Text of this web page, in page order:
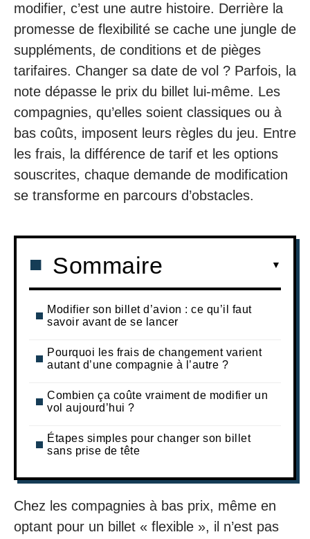
modifier, c’est une autre histoire. Derrière la
promesse de flexibilité se cache une jungle de
suppléments, de conditions et de pièges
tarifaires. Changer sa date de vol ? Parfois, la
note dépasse le prix du billet lui-même. Les
compagnies, qu’elles soient classiques ou à
bas coûts, imposent leurs règles du jeu. Entre
les frais, la différence de tarif et les options
souscrites, chaque demande de modification
se transforme en parcours d’obstacles.
Sommaire
Modifier son billet d’avion : ce qu’il faut
savoir avant de se lancer
Pourquoi les frais de changement varient
autant d’une compagnie à l’autre ?
Combien ça coûte vraiment de modifier un
vol aujourd’hui ?
Étapes simples pour changer son billet
sans prise de tête
Chez les compagnies à bas prix, même en
optant pour un billet « flexible », il n’est pas